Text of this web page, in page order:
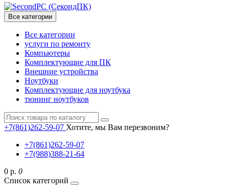
Все категории
Все категории
услуги по ремонту
Компьютеры
Комплектующие для ПК
Внешние устройства
Ноутбуки
Комплектующие для ноутбука
тюнинг ноутбуков
+7(861)262-59-07 Хотите, мы Вам перезвоним?
+7(861)262-59-07
+7(988)388-21-64
0 р. 0
Список категорий